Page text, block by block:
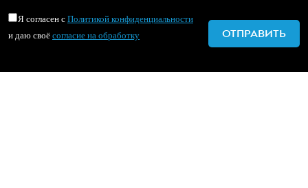
Я согласен с Политикой конфиденциальности
и даю своё согласие на обработку